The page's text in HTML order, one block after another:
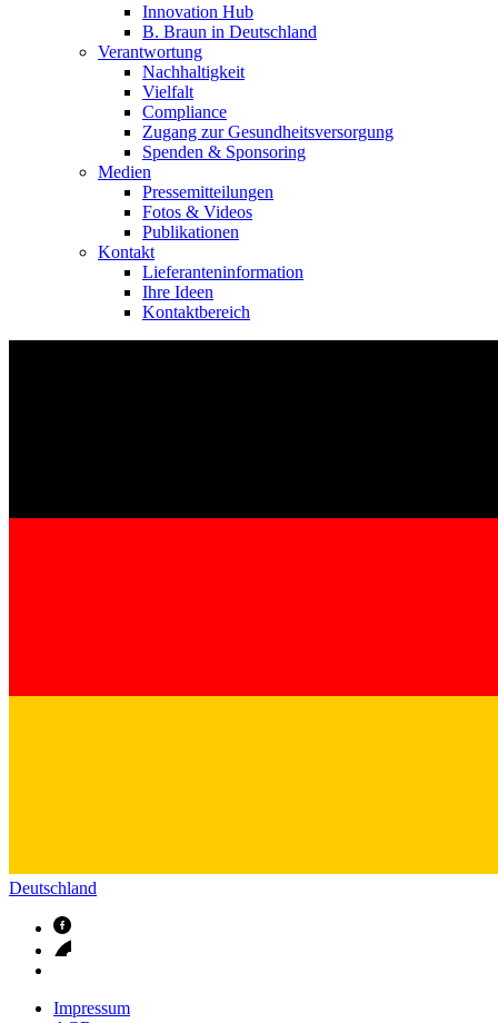
Im Dialog mit B. Braun. Hier treten Sie mit uns in Verbindung.
Innovation Hub
B. Braun in Deutschland
Verantwortung
Nachhaltigkeit
Vielfalt
Compliance
Zugang zur Gesundheitsversorgung
Spenden & Sponsoring
Medien
Pressemitteilungen
Fotos & Videos
Publikationen
Kontakt
Lieferanteninformation
Ihre Ideen
Kontaktbereich
Deutschland
Impressum